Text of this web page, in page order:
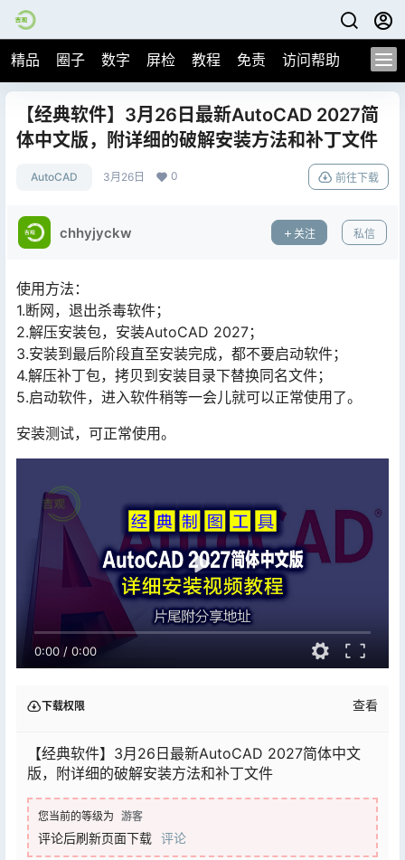
精品 圈子 数字 屏检 教程 免责 访问帮助
【经典软件】3月26日最新AutoCAD 2027简
体中文版，附详细的破解安装方法和补丁文件
AutoCAD 3月26日 0 前往下载
chhyjyckw 关注 私信
使用方法：
1.断网，退出杀毒软件；
2.解压安装包，安装AutoCAD 2027；
3.安装到最后阶段直至安装完成，都不要启动软件；
4.解压补丁包，拷贝到安装目录下替换同名文件；
5.启动软件，进入软件稍等一会儿就可以正常使用了。
安装测试，可正常使用。
0:00 / 0:00
下载权限 查看
【经典软件】3月26日最新AutoCAD 2027简体中文
版，附详细的破解安装方法和补丁文件
您当前的等级为 游客
评论后刷新页面下载 评论